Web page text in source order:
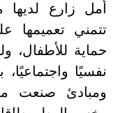
أمل زارع لديها
تتمني تعميمها
حماية للأطفال،
نفسيًا
ومبادئ صنعت